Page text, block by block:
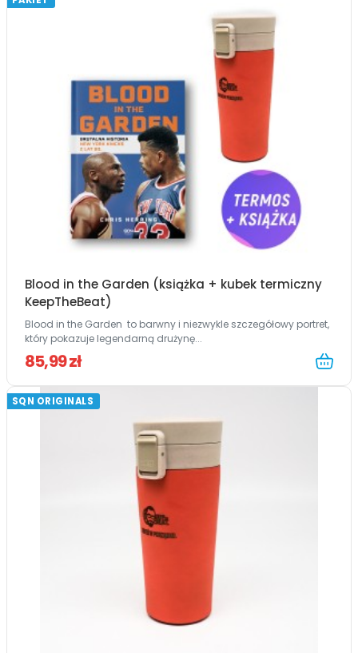
Blood in the Garden (książka + kubek termiczny
KeepTheBeat)
Blood in the Garden to barwny i niezwykle szczegółowy portret,
który pokazuje legendarną drużynę...
85,99 zł
SQN ORIGINALS